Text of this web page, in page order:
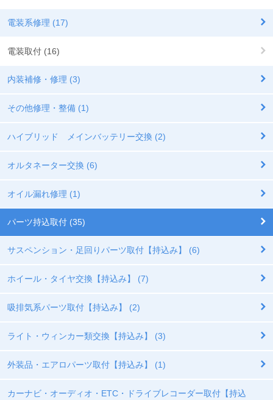
電装系修理 (17)
電装取付 (16)
内装補修・修理 (3)
その他修理・整備 (1)
ハイブリッド メインバッテリー交換 (2)
オルタネーター交換 (6)
オイル漏れ修理 (1)
パーツ持込取付 (35)
サスペンション・足回りパーツ取付【持込み】 (6)
ホイール・タイヤ交換【持込み】 (7)
吸排気系パーツ取付【持込み】 (2)
ライト・ウィンカー類交換【持込み】 (3)
外装品・エアロパーツ取付【持込み】 (1)
カーナビ・オーディオ・ETC・ドライブレコーダー取付【持込